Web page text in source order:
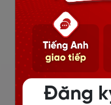
ĐỘI NGŨ
TẾ, TÀI
Đăng